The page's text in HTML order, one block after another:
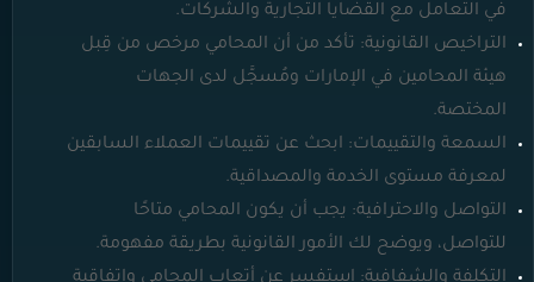
في التعامل مع القضايا التجارية والشركات.
التراخيص القانونية: تأكد من أن المحامي مرخص من قِبل
هيئة المحامين في الإمارات ومُسجَّل لدى الجهات
المختصة.
السمعة والتقييمات: ابحث عن تقييمات العملاء السابقين
لمعرفة مستوى الخدمة والمصداقية.
التواصل والاحترافية: يجب أن يكون المحامي متاحًا
للتواصل، ويوضح لك الأمور القانونية بطريقة مفهومة.